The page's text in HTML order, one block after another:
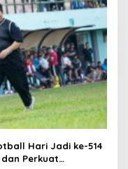
Hari Jadi ke-514
Perkuat